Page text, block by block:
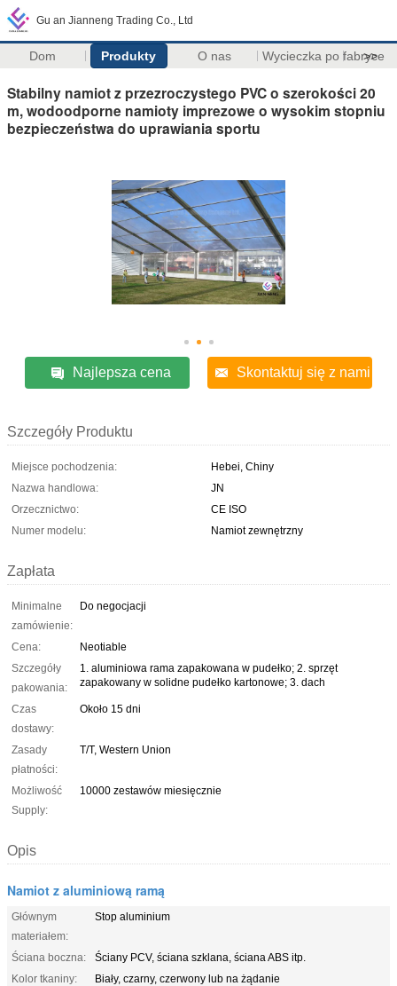
Gu an Jianneng Trading Co., Ltd
Dom Produkty O nas Wycieczka po fabryce
>>
Stabilny namiot z przezroczystego PVC o szerokości 20
m, wodoodporne namioty imprezowe o wysokim stopniu
bezpieczeństwa do uprawiania sportu
Najlepsza cena Skontaktuj się z nami
Szczegóły Produktu
Miejsce pochodzenia:
Hebei, Chiny
Nazwa handlowa:
JN
Orzecznictwo:
CE ISO
Numer modelu:
Namiot zewnętrzny
Zapłata
Minimalne
zamówienie:
Do negocjacji
Cena:
Neotiable
Szczegóły
pakowania:
1. aluminiowa rama zapakowana w pudełko; 2. sprzęt
zapakowany w solidne pudełko kartonowe; 3. dach
Czas
dostawy:
Około 15 dni
Zasady
płatności:
T/T, Western Union
Możliwość
Supply:
10000 zestawów miesięcznie
Opis
Namiot z aluminiową ramą
Głównym
materiałem:
Stop aluminium
Ściana boczna:
Ściany PCV, ściana szklana, ściana ABS itp.
Kolor tkaniny:
Biały, czarny, czerwony lub na żądanie